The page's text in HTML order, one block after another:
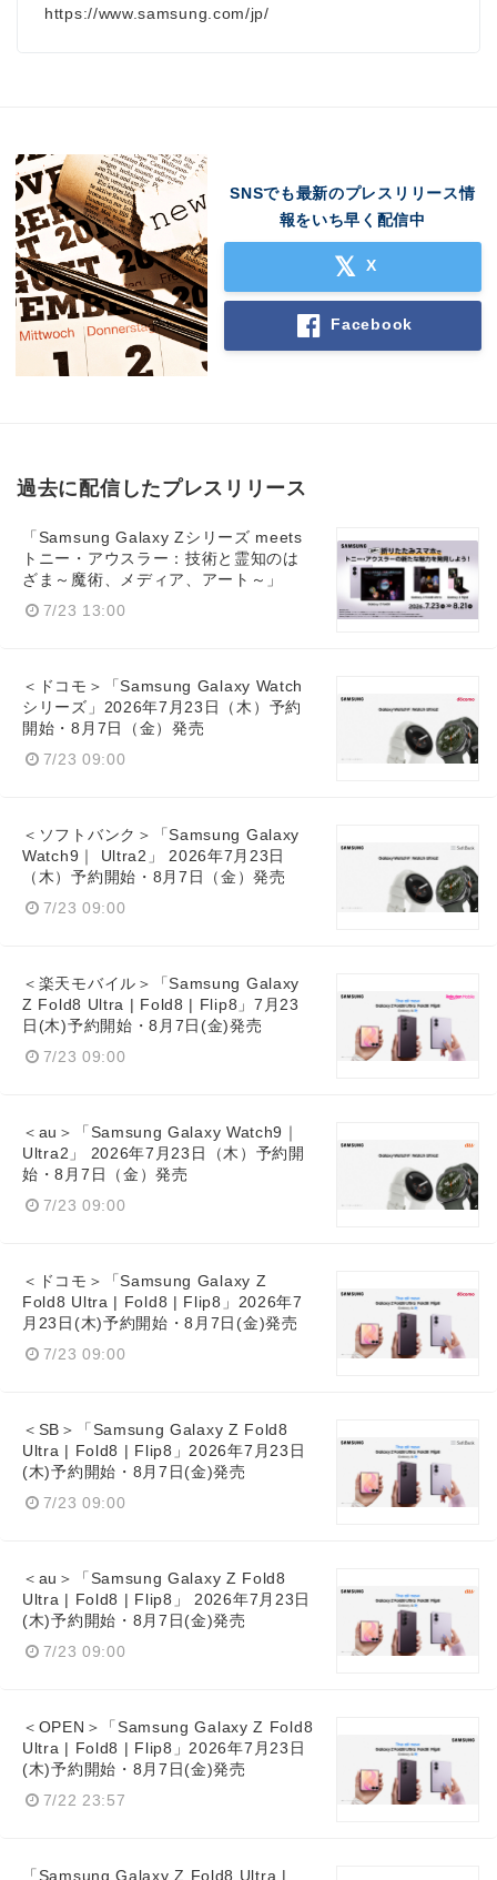
https://www.samsung.com/jp/
SNSでも最新のプレスリリース情
報をいち早く配信中
X
Facebook
過去に配信したプレスリリース
「Samsung Galaxy Zシリーズ meets
トニー・アウスラー：技術と霊知のは
ざま～魔術、メディア、アート～」
7/23 13:00
＜ドコモ＞「Samsung Galaxy Watch
シリーズ」2026年7月23日（木）予約
開始・8月7日（金）発売
7/23 09:00
＜ソフトバンク＞「Samsung Galaxy
Watch9｜ Ultra2」 2026年7月23日
（木）予約開始・8月7日（金）発売
7/23 09:00
＜楽天モバイル＞「Samsung Galaxy
Z Fold8 Ultra | Fold8 | Flip8」7月23
日(木)予約開始・8月7日(金)発売
7/23 09:00
＜au＞「Samsung Galaxy Watch9｜
Ultra2」 2026年7月23日（木）予約開
始・8月7日（金）発売
7/23 09:00
＜ドコモ＞「Samsung Galaxy Z
Fold8 Ultra | Fold8 | Flip8」2026年7
月23日(木)予約開始・8月7日(金)発売
7/23 09:00
＜SB＞「Samsung Galaxy Z Fold8
Ultra | Fold8 | Flip8」2026年7月23日
(木)予約開始・8月7日(金)発売
7/23 09:00
＜au＞「Samsung Galaxy Z Fold8
Ultra | Fold8 | Flip8」 2026年7月23日
(木)予約開始・8月7日(金)発売
7/23 09:00
＜OPEN＞「Samsung Galaxy Z Fold8
Ultra | Fold8 | Flip8」2026年7月23日
(木)予約開始・8月7日(金)発売
7/22 23:57
「Samsung Galaxy Z Fold8 Ultra |